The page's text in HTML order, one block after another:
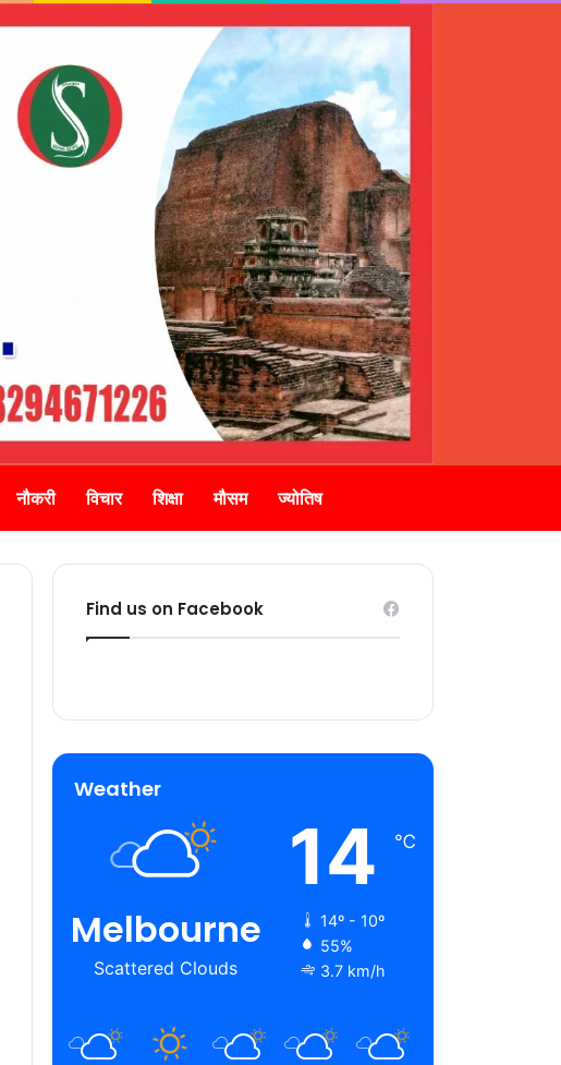
नौकरी विचार शिक्षा मौसम ज्योतिष
Find us on Facebook
Weather
Melbourne
Scattered Clouds
14 ℃
14º - 10º
55%
3.7 km/h